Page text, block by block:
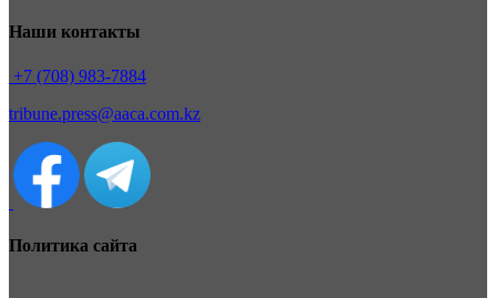
Наши контакты
+7 (708) 983-7884
tribune.press@aaca.com.kz
Политика сайта